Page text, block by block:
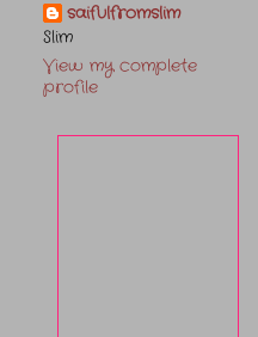
saifulfromslim
Slim
View my complete
profile